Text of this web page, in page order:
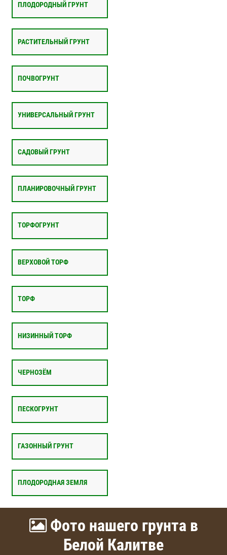
ПЛОДОРОДНЫЙ ГРУНТ
РАСТИТЕЛЬНЫЙ ГРУНТ
ПОЧВОГРУНТ
УНИВЕРСАЛЬНЫЙ ГРУНТ
САДОВЫЙ ГРУНТ
ПЛАНИРОВОЧНЫЙ ГРУНТ
ТОРФОГРУНТ
ВЕРХОВОЙ ТОРФ
ТОРФ
НИЗИННЫЙ ТОРФ
ЧЕРНОЗЁМ
ПЕСКОГРУНТ
ГАЗОННЫЙ ГРУНТ
ПЛОДОРОДНАЯ ЗЕМЛЯ
Фото нашего грунта в
Белой Калитве